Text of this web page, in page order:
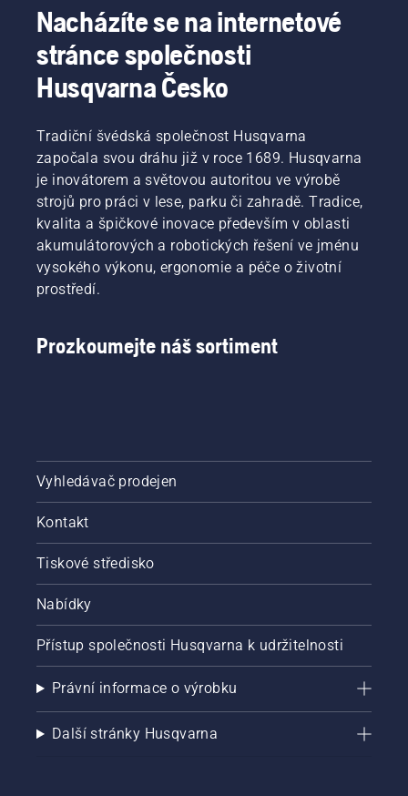
tření.
Tím se
prodlužuje
životnost
lišty
a řetězu.
pokynů
v tomto
krátkém
videu se
dozvíte,
jak
zkontrolovat,
zda
systém
vaší pily
funguje
Spusťte
řetězovou
pilu
a zkontrolujte,
brzda
Zvyšte
otáčky
motoru
řetězové
pily
od
vyměňovat
olej
častěji.
Existují
dva
způsoby
oleje,
oba jsou
ukázány
v tomto
videu.
Nacházíte se na internetové
stránce společnosti
Husqvarna Česko
Tradiční švédská společnost Husqvarna
započala svou dráhu již v roce 1689. Husqvarna
je inovátorem a světovou autoritou ve výrobě
strojů pro práci v lese, parku či zahradě. Tradice,
kvalita a špičkové inovace především v oblasti
akumulátorových a robotických řešení ve jménu
vysokého výkonu, ergonomie a péče o životní
prostředí.
Prozkoumejte náš sortiment
Vyhledávač prodejen
Kontakt
Tiskové středisko
Nabídky
Přístup společnosti Husqvarna k udržitelnosti
Právní informace o výrobku
Další stránky Husqvarna